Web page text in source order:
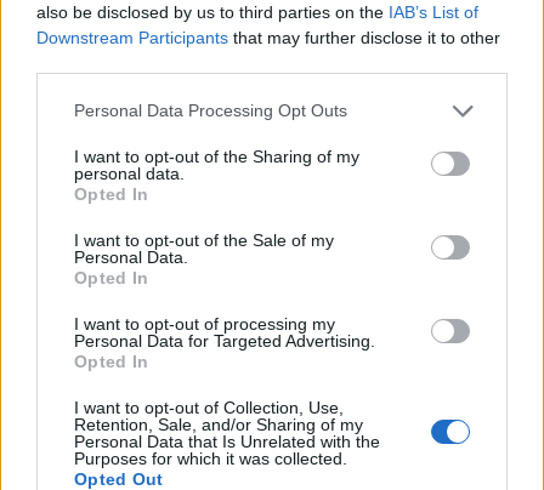
also be disclosed by us to third parties on the IAB’s List of
Downstream Participants that may further disclose it to other
Personal Data Processing Opt Outs
I want to opt-out of the Sharing of my
personal data.
Opted In
I want to opt-out of the Sale of my
Personal Data.
Opted In
I want to opt-out of processing my
Personal Data for Targeted Advertising.
Opted In
I want to opt-out of Collection, Use,
Retention, Sale, and/or Sharing of my
Personal Data that Is Unrelated with the
Purposes for which it was collected.
Opted Out
2025-11-06
Bando per l’erogazione di contributi rivolti ai datori
2.100 euro
2025-11-06
Bando per l’erogazione di contributi rivolti ai datori
Agenzia Piemonte Lavoro
3.150 euro
2025-04-01
Incentivo alle assunzioni a tempo indeterminato di
"NEET" effettuate dal 01/06/2023 al 31/12/2023 - Articolo
27 del dec
INPS
5.120 euro